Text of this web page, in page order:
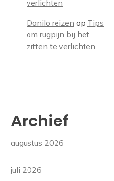
verlichten
Danilo reizen op Tips
om rugpijn bij het
zitten te verlichten
Archief
augustus 2026
juli 2026